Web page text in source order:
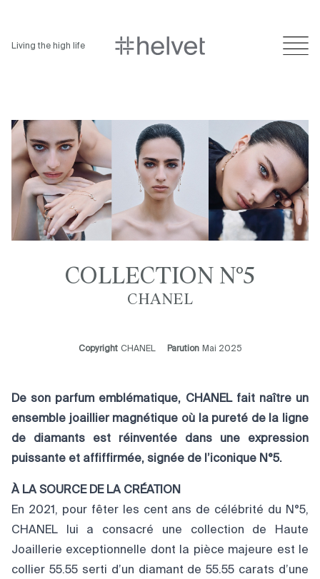
Living the high life
COLLECTION N°5
CHANEL
Copyright CHANEL Parution Mai 2025
De son parfum emblématique, CHANEL fait naître un
ensemble joaillier magnétique où la pureté de la ligne
de diamants est réinventée dans une expression
puissante et affiffirmée, signée de l’iconique N°5.
À LA SOURCE DE LA CRÉATION
En 2021, pour fêter les cent ans de célébrité du N°5,
CHANEL lui a consacré une collection de Haute
Joaillerie exceptionnelle dont la pièce majeure est le
collier 55.55 serti d’un diamant de 55.55 carats d’une